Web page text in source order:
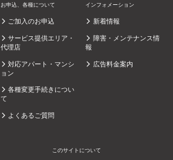
お申込、各種について
ご加入のお申込
サービス提供エリア・
代理店
対応アパート・マンシ
ョン
各種変更手続きについ
て
よくあるご質問
インフォメーション
新着情報
障害・メンテナンス情
報
広告料金案内
このサイトについて